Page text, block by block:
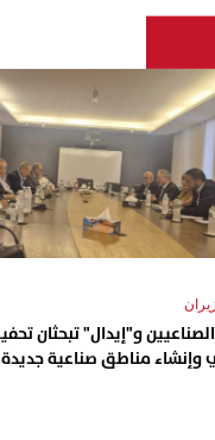
و"إيدال" تبحثان
وإنشاء مناطق صناعية جديدة